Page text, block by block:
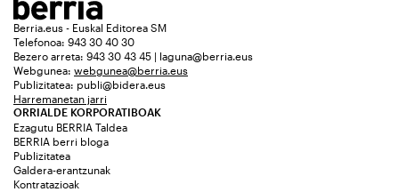
Berria.eus - Euskal Editorea SM
Telefonoa: 943 30 40 30
Bezero arreta: 943 30 43 45 | laguna@berria.eus
Webgunea: webgunea@berria.eus
Publizitatea: publi@bidera.eus
Harremanetan jarri
ORRIALDE KORPORATIBOAK
Ezagutu BERRIA Taldea
BERRIA berri bloga
Publizitatea
Galdera-erantzunak
Kontratazioak